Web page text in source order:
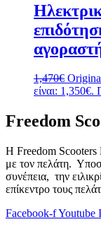
1,470€
είναι: 1,350€.
Freedom
Η Freedom Scooters
με τον πελάτη.
συνέπεια, την
επίκεντρο τους
Facebook-fYoutube